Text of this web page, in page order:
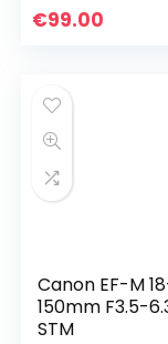
Camera X-A10
€99.00
Canon EF-M
150mm F3.5-
STM